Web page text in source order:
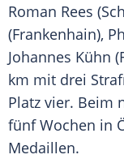
Roman Rees (
(Frankenhain),
Johannes Kühn (
km mit drei
Platz vier. Beim
fünf Wochen in
Medaillen.